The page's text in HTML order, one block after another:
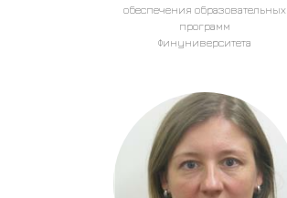
обеспечения образовательных
программ
Финуниверситета